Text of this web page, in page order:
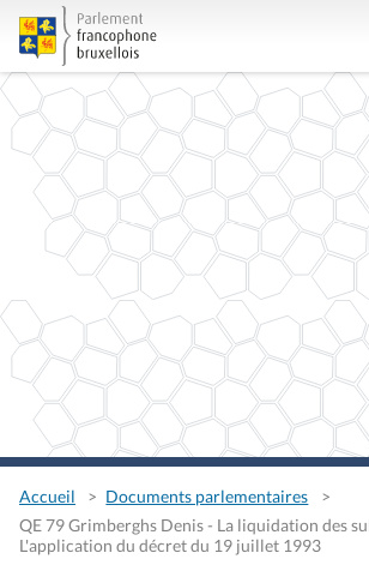
Accueil
Documents parlementaires
QE 79 Grimberghs Denis - La liquidation des
L'application du décret du 19 juillet 1993